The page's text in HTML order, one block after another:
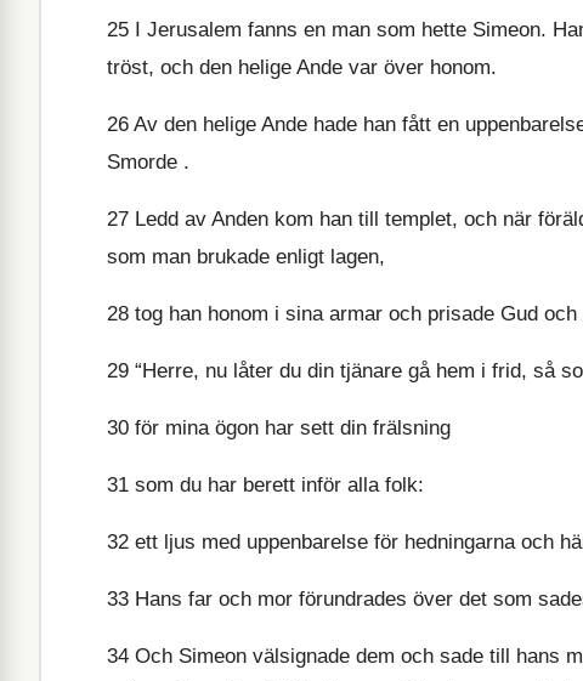
25 I Jerusalem fanns en man som hette Simeon.
tröst, och den helige Ande var över honom.
26 Av den helige Ande hade han fått en
Smorde .
27 Ledd av Anden kom han till templet, och när
som man brukade enligt lagen,
28 tog han honom i sina armar och prisade Gud och
29 “Herre, nu låter du din tjänare gå hem i frid, så
30 för mina ögon har sett din frälsning
31 som du har berett inför alla folk:
32 ett ljus med uppenbarelse för hedningarna och
33 Hans far och mor förundrades över det som
34 Och Simeon välsignade dem och sade till hans